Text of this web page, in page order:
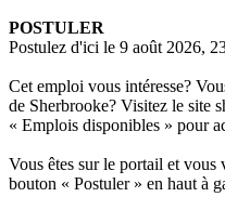
POSTULER
Postulez d'ici le 9 août 2026,
Cet emploi vous intéresse?
de Sherbrooke? Visitez le site
« Emplois disponibles » pour
Vous êtes sur le portail et
bouton « Postuler » en haut à